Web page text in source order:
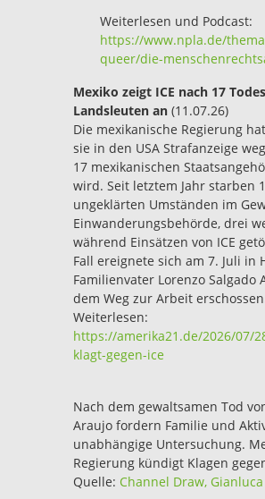
Weiterlesen und Podcast:
https://www.npla.de/
queer/die-
Mexiko zeigt ICE nach 17
Landsleuten an (11.07.26)
Die mexikanische Regierung
sie in den USA Strafanzeige
17 mexikanischen
wird. Seit letztem Jahr starben
ungeklärten Umständen im
Einwanderungsbehörde, drei
während Einsätzen von ICE
Fall ereignete sich am 7. Juli in
Familienvater Lorenzo Salgado
dem Weg zur Arbeit
Weiterlesen:
https://amerika21.de/2026/07/
klagt-gegen-ice
Nach dem gewaltsamen Tod
Araujo fordern Familie und
unabhängige Untersuchung.
Regierung kündigt Klagen
Quelle: Channel Draw,